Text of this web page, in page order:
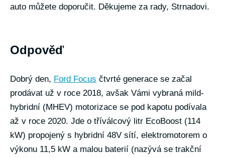
auto můžete doporučit. Děkujeme za rady, Strnadovi.
Odpověď
Dobrý den, Ford Focus čtvrté generace se začal
prodávat už v roce 2018, avšak Vámi vybraná mild-
hybridní (MHEV) motorizace se pod kapotu podívala
až v roce 2020. Jde o tříválcový litr EcoBoost (114
kW) propojený s hybridní 48V sítí, elektromotorem o
výkonu 11,5 kW a malou baterií (nazývá se trakční